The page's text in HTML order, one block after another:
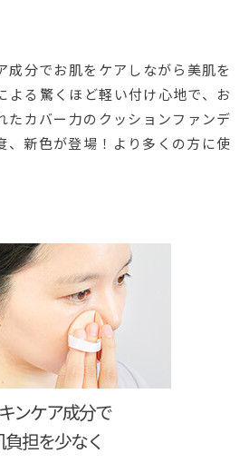
成分でお肌をケアしながら美肌を
よる驚くほど軽い付け心地で、お
たカバー力のクッションファンデ
、新色が登場！より多くの方に使
ンケア成分で
負担を少なく